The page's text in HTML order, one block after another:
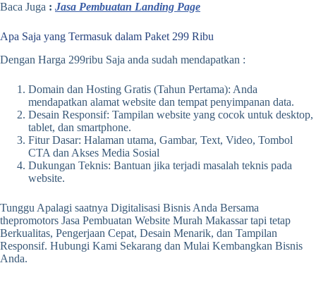
Baca Juga : Jasa Pembuatan Landing Page
Apa Saja yang Termasuk dalam Paket 299 Ribu
Dengan Harga 299ribu Saja anda sudah mendapatkan :
Domain dan Hosting Gratis (Tahun Pertama): Anda
mendapatkan alamat website dan tempat penyimpanan data.
Desain Responsif: Tampilan website yang cocok untuk desktop,
tablet, dan smartphone.
Fitur Dasar: Halaman utama, Gambar, Text, Video, Tombol
CTA dan Akses Media Sosial
Dukungan Teknis: Bantuan jika terjadi masalah teknis pada
website.
Tunggu Apalagi saatnya Digitalisasi Bisnis Anda Bersama
thepromotors Jasa Pembuatan Website Murah Makassar tapi tetap
Berkualitas, Pengerjaan Cepat, Desain Menarik, dan Tampilan
Responsif. Hubungi Kami Sekarang dan Mulai Kembangkan Bisnis
Anda.